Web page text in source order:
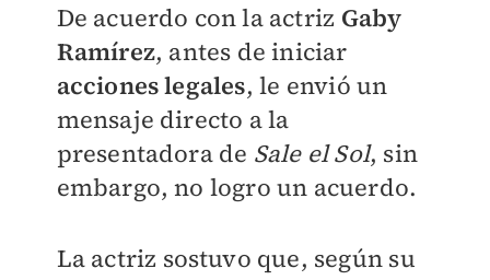
De acuerdo con la actriz Gaby
Ramírez, antes de iniciar
acciones legales, le envió un
mensaje directo a la
presentadora de Sale el Sol, sin
embargo, no logro un acuerdo.
La actriz sostuvo que, según su